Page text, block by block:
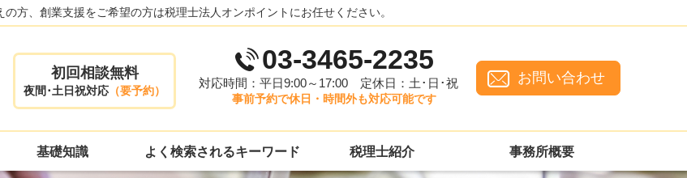
方、創業支援をご希望の方は税理士法人オンポイントにお任せください。
初回相談無料
夜間･土日祝対応 （要予約）
03-3465-2235
対応時間：平日9:00～17:00 定休日：土･日･祝
事前予約で休日・時間外も対応可能です
お問い合わせ
基礎知識 よく検索されるキーワード 税理士紹介 事務所概要